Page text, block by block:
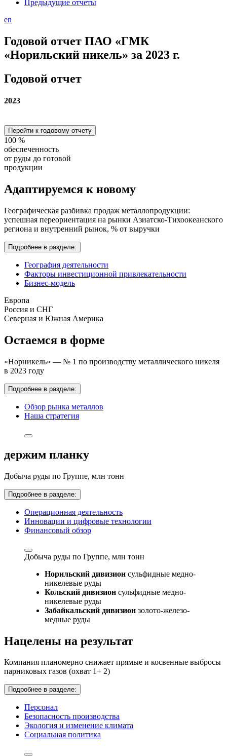
Предыдущие отчеты
en
Годовой отчет ПАО «ГМК
«Норильский никель» за 2023 г.
Годовой отчет
2023
Перейти к годовому отчету
100 %
обеспеченность
от руды до готовой
продукции
Адаптируемся к новому
Географическая разбивка продаж металлопродукции:
успешная переориентация на рынки Азиатско-Тихоокеанского
региона и внутренний рынок, % от выручки
Подробнее в разделе:
География деятельности
Факторы инвестиционной привлекательности
Бизнес-модель
Европа
Россия и СНГ
Северная и Южная Америка
Остаемся в форме
«Норникель» — № 1 по производству металлического никеля
в 2023 году
Подробнее в разделе:
Обзор рынка металлов
Наша стратегия
держим планку
Добыча руды по Группе, млн тонн
Подробнее в разделе:
Операционная деятельность
Инновации и цифровые технологии
Финансовый обзор
Добыча руды по Группе, млн тонн
Норильский дивизион сульфидные медно-
никелевые руды
Кольский дивизион сульфидные медно-
никелевые руды
Забайкальский дивизион золото-железо-
медные руды
Нацелены на результат
Компания планомерно снижает прямые и косвенные выбросы
парниковых газов (охват 1+ 2)
Подробнее в разделе:
Персонал
Безопасность производства
Экология и изменение климата
Социальная политика